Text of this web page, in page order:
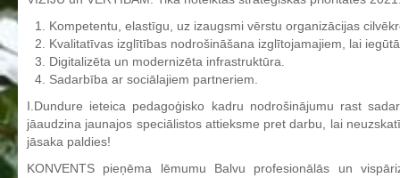
Konvents
Latvijas Koks "Biedra sertifikāts"
Izglītības process
Vispārējās izglītības programmas
Valsts aizsardzības mācību programma
Kompetentu, elastīgu, uz izaugsmi vērstu organizācijas
Kvalitatīvas izglītības nodrošināšana izglītojamajiem, lai
Digitalizēta un modernizēta infrastruktūra.
Sadarbība ar sociālajiem partneriem.
I.Dundure ieteica pedagoģisko kadru nodrošinājumu rast
jāaudzina jaunajos speciālistos attieksme pret darbu, lai
jāsaka paldies!
KONVENTS pieņēma lēmumu Balvu profesionālās un